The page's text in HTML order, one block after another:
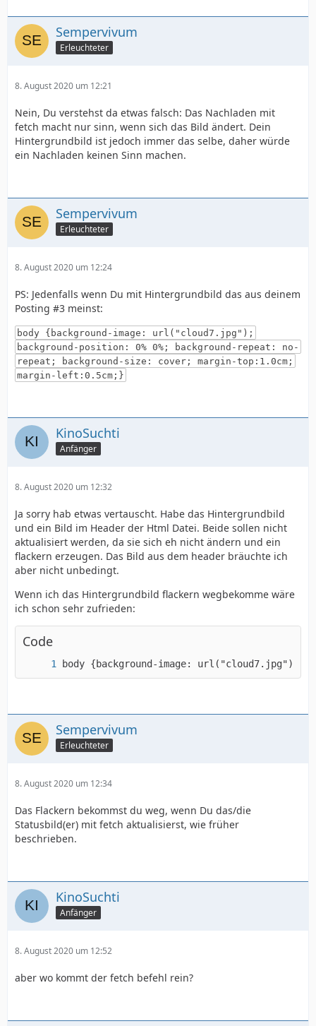
Sempervivum
Erleuchteter
8. August 2020 um 12:21
Nein, Du verstehst da etwas falsch: Das Nachladen mit
fetch macht nur sinn, wenn sich das Bild ändert. Dein
Hintergrundbild ist jedoch immer das selbe, daher würde
ein Nachladen keinen Sinn machen.
Sempervivum
Erleuchteter
8. August 2020 um 12:24
PS: Jedenfalls wenn Du mit Hintergrundbild das aus deinem
Posting #3 meinst:
body {background-image: url("cloud7.jpg");
background-position: 0% 0%; background-repeat: no-
repeat; background-size: cover; margin-top:1.0cm;
margin-left:0.5cm;}
KinoSuchti
Anfänger
8. August 2020 um 12:32
Ja sorry hab etwas vertauscht. Habe das Hintergrundbild
und ein Bild im Header der Html Datei. Beide sollen nicht
aktualisiert werden, da sie sich eh nicht ändern und ein
flackern erzeugen. Das Bild aus dem header bräuchte ich
aber nicht unbedingt.
Wenn ich das Hintergrundbild flackern wegbekomme wäre
ich schon sehr zufrieden:
Code
body {background-image: url("cloud7.jpg");
Sempervivum
Erleuchteter
8. August 2020 um 12:34
Das Flackern bekommst du weg, wenn Du das/die
Statusbild(er) mit fetch aktualisierst, wie früher
beschrieben.
KinoSuchti
Anfänger
8. August 2020 um 12:52
aber wo kommt der fetch befehl rein?